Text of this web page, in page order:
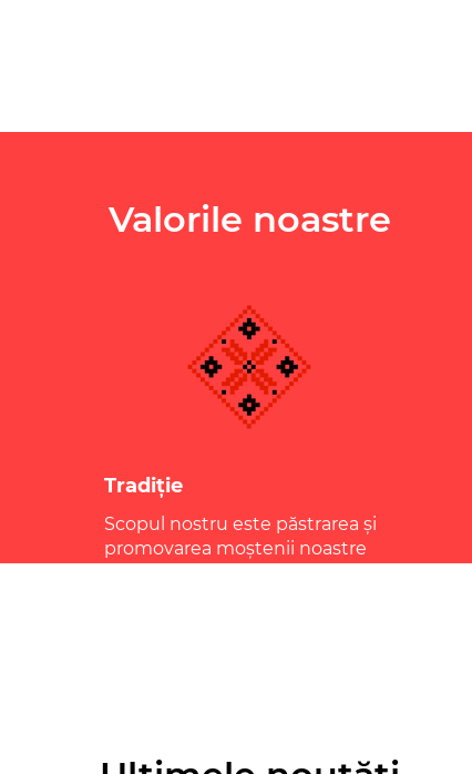
Valorile noastre
Tradiție
Scopul nostru este păstrarea și
promovarea moștenii noastre